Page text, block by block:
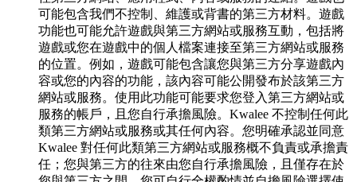
可能包含我們不控制、維護或背書的第三方材料。遊戲
功能也可能允許遊戲與第三方網站或服務互動，包括將
遊戲或您在遊戲中的個人檔案連接至第三方網站或服務
的位置。例如，遊戲可能包含讓您與第三方分享遊戲內
容或您的內容的功能，該內容可能公開發布於該第三方
網站或服務。使用此功能可能要求您登入第三方網站或
服務的帳戶，且您自行承擔風險。Kwalee 不控制任何此
類第三方網站或服務或其任何內容。您明確承認並同意
Kwalee 對任何此類第三方網站或服務概不負責或承擔責
任；您與第三方的往來由您自行承擔風險，且僅存在於